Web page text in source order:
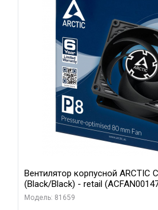
Вентилятор корпусной ARCTIC
(Black/Black) - retail
Модель: 81659